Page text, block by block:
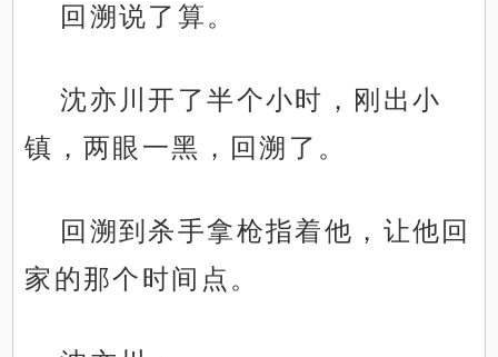
回溯说了算。
沈亦川开了半个小时，刚出小
镇，两眼一黑，回溯了。
回溯到杀手拿枪指着他，让他回
家的那个时间点。